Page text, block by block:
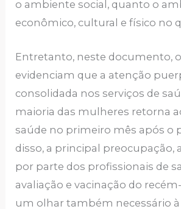
o ambiente social, quanto o
econômico, cultural e físico no
Entretanto, neste documento,
evidenciam que a atenção
consolidada nos serviços de
maioria das mulheres retorna
saúde no primeiro mês após o
disso, a principal preocupação,
por parte dos profissionais de
avaliação e vacinação do
um olhar também necessário à